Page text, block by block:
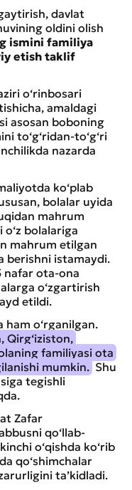
davlat
oldini olish
ismini familiya
etish taklif
o‘rinbosari
amaldagi
asosan boboning
to‘g‘ridan-to‘g‘ri
nazarda
ko‘plab
bolalar uyida
mahrum
bolalariga
mahrum etilgan
berishni istamaydi.
nafar ota-ona
o‘zgartirish
etildi.
o‘rganilgan.
Qirg‘iziston,
familiyasi ota
mumkin. Shu
tegishli
Zafar
qo‘llab-
o‘qishda ko‘rib
qo‘shimchalar
ta’kidladi.